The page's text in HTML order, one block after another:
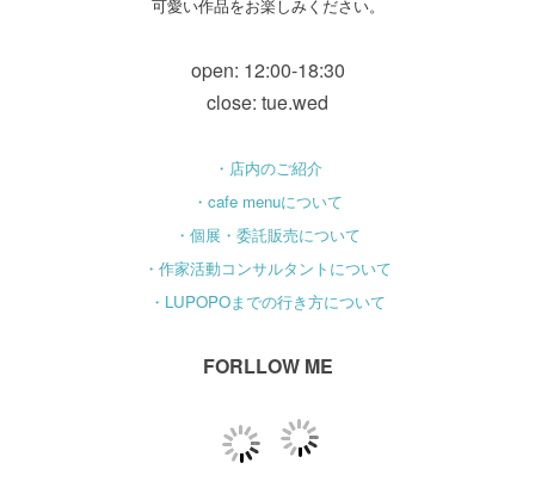
可愛い作品をお楽しみください。
open: 12:00-18:30
close: tue.wed
・店内のご紹介
・cafe menuについて
・個展・委託販売について
・作家活動コンサルタントについて
・LUPOPOまでの行き方について
FORLLOW ME